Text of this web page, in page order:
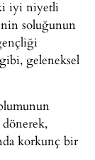
iyi niyetli
soluğunun
geleneksel
korkunç bir